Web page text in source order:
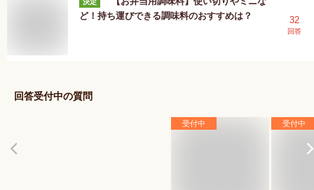
ど！持ち運びできる調味料のおすすめは？
32
回答
回答受付中の質問
受付中 受付中